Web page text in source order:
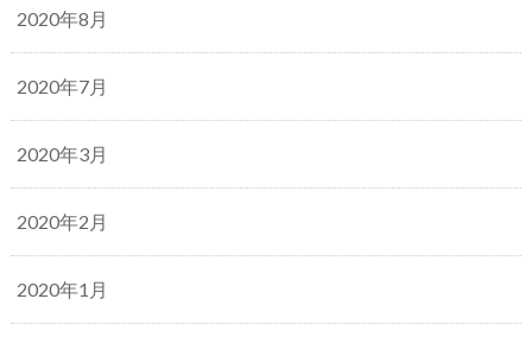
2020年8月
2020年7月
2020年3月
2020年2月
2020年1月